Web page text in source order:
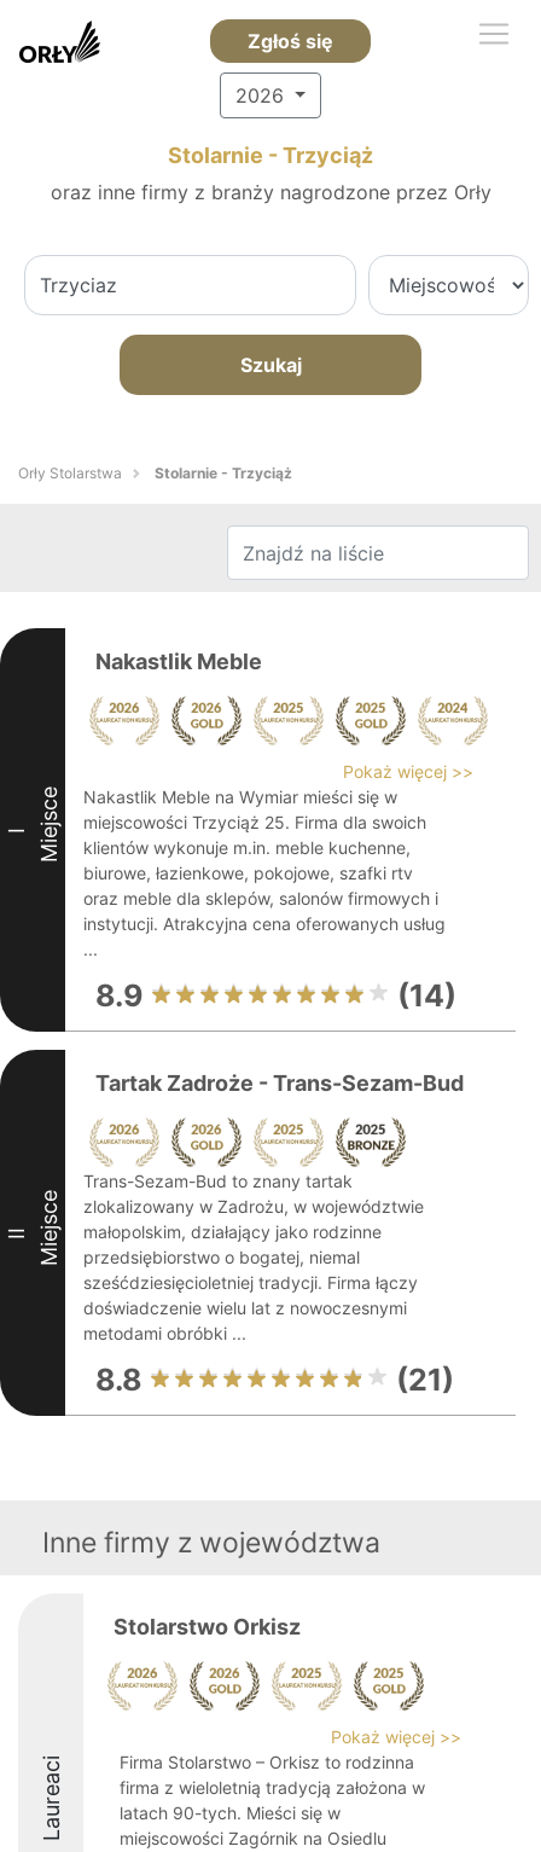
Zgłoś się
2026
Stolarnie - Trzyciąż
oraz inne firmy z branży nagrodzone przez Orły
Szukaj
Orły Stolarstwa Stolarnie - Trzyciąż
I Miejsce
Nakastlik Meble
Pokaż więcej >>
Nakastlik Meble na Wymiar mieści się w
miejscowości Trzyciąż 25. Firma dla swoich
klientów wykonuje m.in. meble kuchenne,
biurowe, łazienkowe, pokojowe, szafki rtv
oraz meble dla sklepów, salonów firmowych i
instytucji. Atrakcyjna cena oferowanych usług
...
8.9 (14)
II Miejsce
Tartak Zadroże - Trans-Sezam-Bud
Trans-Sezam-Bud to znany tartak
zlokalizowany w Zadrożu, w województwie
małopolskim, działający jako rodzinne
przedsiębiorstwo o bogatej, niemal
sześćdziesięcioletniej tradycji. Firma łączy
doświadczenie wielu lat z nowoczesnymi
metodami obróbki ...
8.8 (21)
Inne firmy z województwa
Laureaci
Stolarstwo Orkisz
Pokaż więcej >>
Firma Stolarstwo – Orkisz to rodzinna
firma z wieloletnią tradycją założona w
latach 90-tych. Mieści się w
miejscowości Zagórnik na Osiedlu